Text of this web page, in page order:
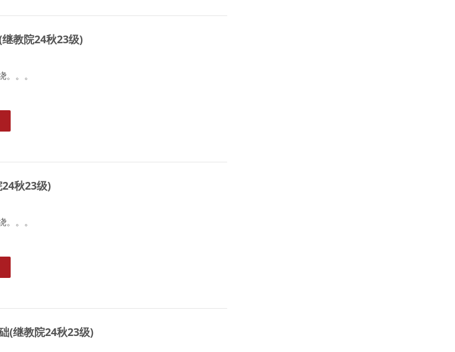
教院24秋23级)
。。
秋23级)
。。
(继教院24秋23级)